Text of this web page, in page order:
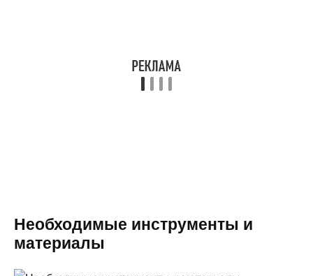
Необходимые инструменты и
материалы